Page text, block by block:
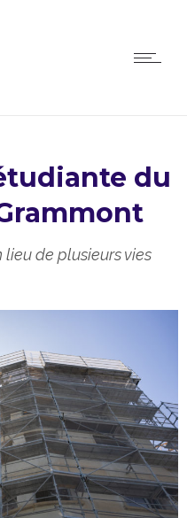
du
lieu de plusieurs vies